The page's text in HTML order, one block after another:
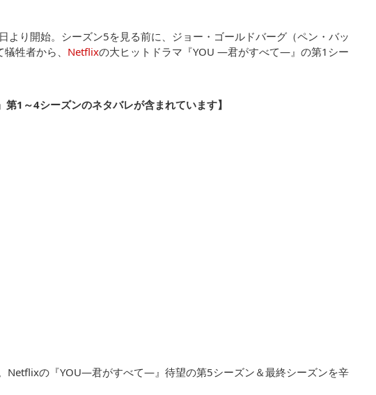
より開始。シーズン5を見る前に、ジョー・ゴールドバーグ（ペン・バッ
牲者から、 Netflixの大ヒットドラマ『YOU ―君がすべて―』の第1シー
1～4シーズンのネタバレが含まれています】
Netflixの『YOU―君がすべて―』待望の第5シーズン＆最終シーズンを辛